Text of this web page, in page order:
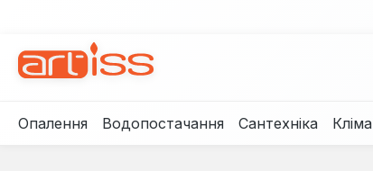
Опалення Водопостачання Сантехніка